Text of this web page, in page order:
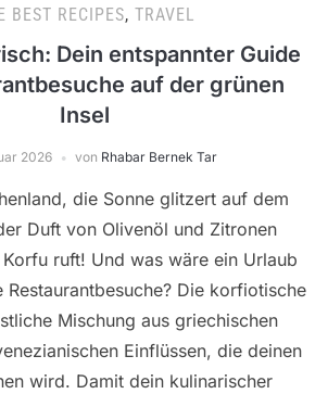
BEST RECIPES, TRAVEL
Dein entspannter Guide
auf der grünen
Insel
2026 von Rhabar Bernek Tar
die Sonne glitzert auf dem
Duft von Olivenöl und Zitronen
ruft! Und was wäre ein Urlaub
Restaurantbesuche? Die korfiotische
Mischung aus griechischen
Einflüssen, die deinen
wird. Damit dein kulinarischer